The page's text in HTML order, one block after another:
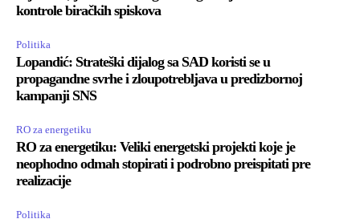
kontrole biračkih spiskova
Politika
Lopandić: Strateški dijalog sa SAD koristi se u
propagandne svrhe i zloupotrebljava u predizbornoj
kampanji SNS
RO za energetiku
RO za energetiku: Veliki energetski projekti koje je
neophodno odmah stopirati i podrobno preispitati pre
realizacije
Politika